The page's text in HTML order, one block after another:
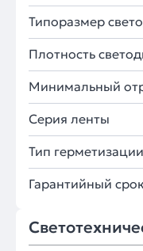
Типоразмер
Плотность
Минимальный
Серия ленты
Тип герметизации
Гарантийный срок